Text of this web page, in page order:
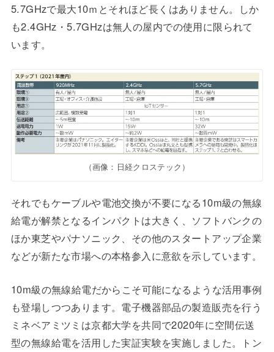
5.7GHzで最大10ｍとそれほど長くはありません。しか
も2.4GHz・5.7GHzは無人の屋内での使用に限られて
います。
（画像：日経クロステック）
それでもケーブルや電池交換が不要になる10m級の無線
給電が解禁となるインパクトは大きく、ソフトバンクの
ほか東芝やパナソニック、その他のスタートアップ企業
などが新たな市場への本格参入に意欲を示しています。
10m級の無線給電だからこそ可能になるような活用事例
も登場しつつあります。電子機器部品の製造販売を行う
ミネベアミツミは京都大学を共同で2020年に空間伝送
型の無線給電を活用した実証実験を実施しました。トン